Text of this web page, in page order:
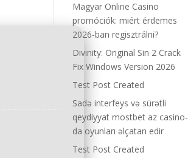
Magyar Online Casino
promóciók: miért érdemes
2026-ban regisztrálni?
Divinity: Original Sin 2 Crack
Fix Windows Version 2026
Test Post Created
Sadə interfeys və sürətli
qeydiyyat mostbet az casino-
da oyunları əlçatan edir
Test Post Created